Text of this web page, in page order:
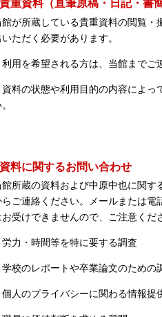
重資料（直筆原稿・日記・書
館が所蔵している貴重資料の閲覧・
ただく必要があります。
利用を希望される方は、当館までご
資料の状態や利用目的の内容によっ
料に関するお問い合わせ
館所蔵の資料および中原中也に関
らご連絡ください。メールまたは
お受けできませんので、ご注意くだ
労力・時間等を特に要する調査
学校のレポートや卒業論文のための
個人のプライバシーに関わる情報提